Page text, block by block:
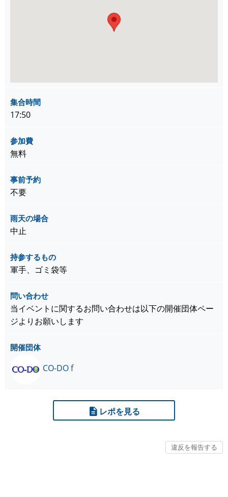
集合時間
17:50
参加費
無料
事前予約
不要
雨天の場合
中止
持参するもの
軍手、ゴミ袋等
問い合わせ
当イベントに関するお問い合わせは以下の開催団体ペー
ジよりお願いします
開催団体
CO-DO f
レポを見る